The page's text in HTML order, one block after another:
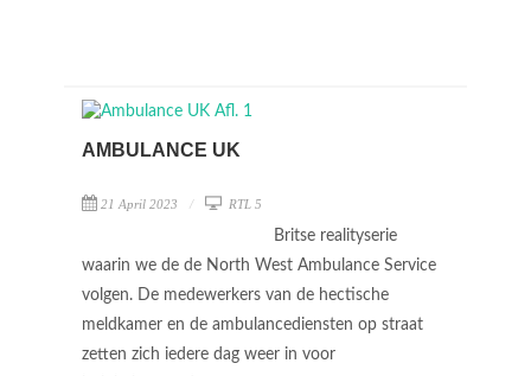
AMBULANCE UK
21 April 2023 RTL 5
Britse realityserie
waarin we de de North West Ambulance Service
volgen. De medewerkers van de hectische
meldkamer en de ambulancediensten op straat
zetten zich iedere dag weer in voor